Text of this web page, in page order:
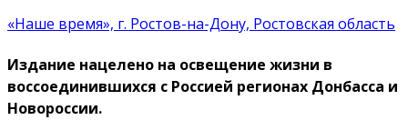
«Наше время», г. Ростов-на-Дону, Ростовская область
Издание нацелено на освещение жизни в
воссоединившихся с Россией регионах Донбасса и
Новороссии.